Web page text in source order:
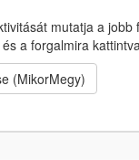
mutatja a
a forgalmira
(MikorMegy)